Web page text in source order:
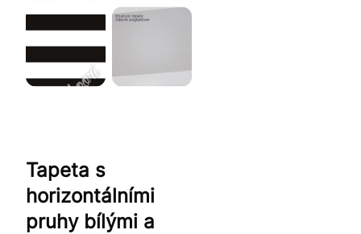
Tapeta s
horizontálními
pruhy bílými a